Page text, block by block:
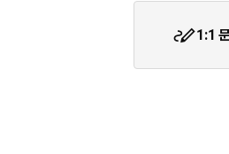
1:1